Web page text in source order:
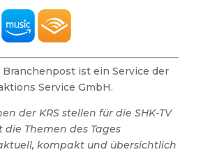
Branchenpost ist ein Service der
Service GmbH.
der KRS stellen für die SHK-TV
Themen des Tages
kompakt und übersichtlich